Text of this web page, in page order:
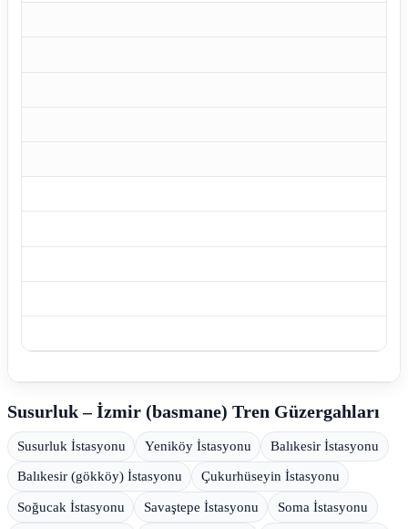
Susurluk – İzmir (basmane) Tren Güzergahları
Susurluk İstasyonu Yeniköy İstasyonu Balıkesir İstasyonu
Balıkesir (gökköy) İstasyonu Çukurhüseyin İstasyonu
Soğucak İstasyonu Savaştepe İstasyonu Soma İstasyonu